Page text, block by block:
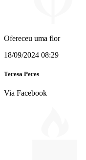
Ofereceu uma flor
18/09/2024 08:29
Teresa Peres
Via Facebook